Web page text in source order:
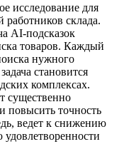
исследование для
работников склада.
AI-подсказок
товаров. Каждый
нужного
становится
комплексах.
существенно
повысить точность
ведет к снижению